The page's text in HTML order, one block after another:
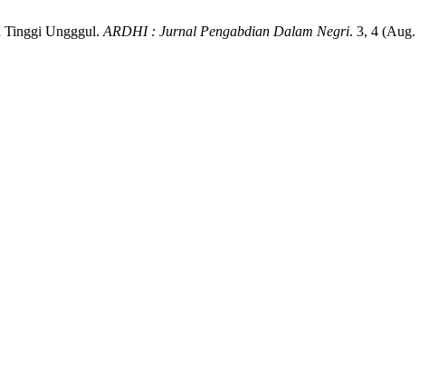
Tinggi Ungggul. ARDHI : Jurnal Pengabdian Dalam Negri. 3, 4 (Aug.